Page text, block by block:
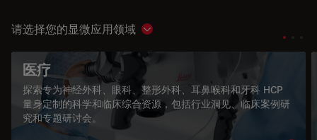
请选择您的显微应用领域 Show subnavigation
医疗
探索专为神经外科、眼科、整形外科、耳鼻喉科和牙科 HCP
量身定制的科学和临床综合资源，包括行业洞见、临床案例研
究和专题研讨会。